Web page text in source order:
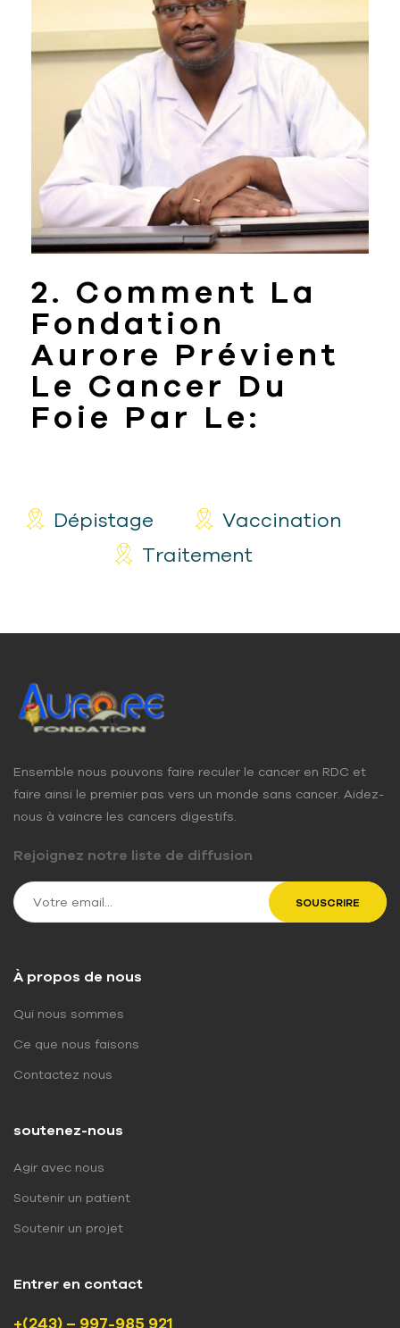
2. Comment La
Fondation
Aurore Prévient
Le Cancer Du
Foie Par Le:
Dépistage
Vaccination
Traitement
Ensemble nous pouvons faire reculer le cancer en RDC et
faire ainsi le premier pas vers un monde sans cancer. Aidez-
nous à vaincre les cancers digestifs.
Rejoignez notre liste de diffusion
À propos de nous
Qui nous sommes
Ce que nous faisons
Contactez nous
soutenez-nous
Agir avec nous
Soutenir un patient
Soutenir un projet
Entrer en contact
+(243) – 997-985 921